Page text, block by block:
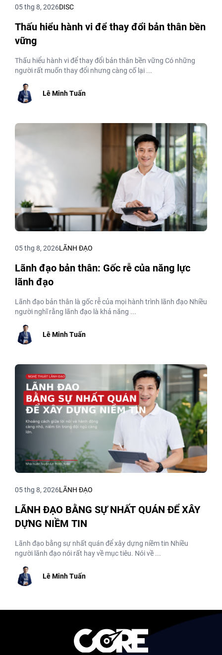
05 thg 8, 2026DISC
Thấu hiểu hành vi để thay đổi bản thân bền
vững
Thấu hiểu hành vi để thay đổi bản thân bền vững Có những
người rất muốn thay đổi nhưng càng cố lại ...
Lê Minh Tuấn
05 thg 8, 2026LÃNH ĐẠO
Lãnh đạo bản thân: Gốc rễ của năng lực
lãnh đạo
Lãnh đạo bản thân là gốc rễ của mọi hành trình lãnh đạo Nhiều
người nghĩ rằng lãnh đạo là khả năng ...
Lê Minh Tuấn
05 thg 8, 2026LÃNH ĐẠO
LÃNH ĐẠO BẰNG SỰ NHẤT QUÁN ĐỂ XÂY
DỰNG NIỀM TIN
Lãnh đạo bằng sự nhất quán để xây dựng niềm tin Nhiều
người lãnh đạo nói rất hay về mục tiêu. Nói về ...
Lê Minh Tuấn